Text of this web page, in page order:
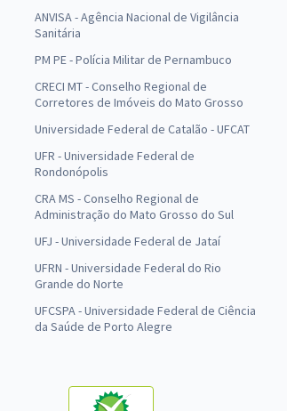
ANVISA - Agência Nacional de Vigilância
Sanitária
PM PE - Polícia Militar de Pernambuco
CRECI MT - Conselho Regional de
Corretores de Imóveis do Mato Grosso
Universidade Federal de Catalão - UFCAT
UFR - Universidade Federal de
Rondonópolis
CRA MS - Conselho Regional de
Administração do Mato Grosso do Sul
UFJ - Universidade Federal de Jataí
UFRN - Universidade Federal do Rio
Grande do Norte
UFCSPA - Universidade Federal de Ciência
da Saúde de Porto Alegre